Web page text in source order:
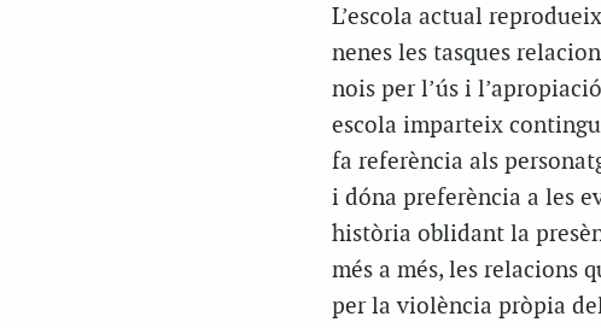
L’escola actual
nenes les tasques
nois per l’ús i
escola imparteix
fa referència als
i dóna preferència a les
història oblidant la
més a més, les relacions
per la violència pròpia